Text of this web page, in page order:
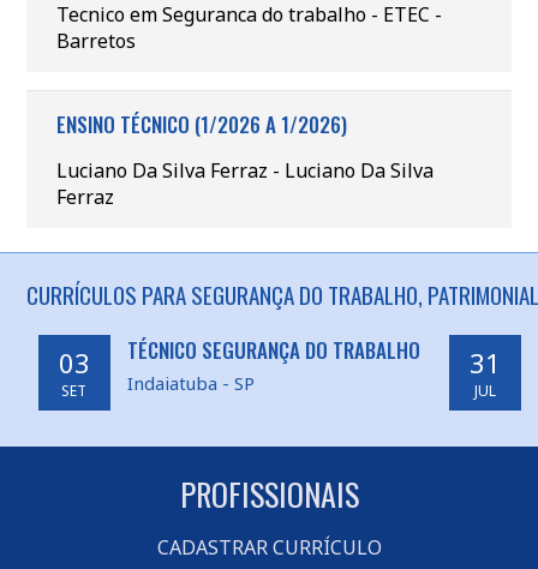
Tecnico em Seguranca do trabalho - ETEC -
Barretos
ENSINO TÉCNICO (1/2026 A 1/2026)
Luciano Da Silva Ferraz - Luciano Da Silva
Ferraz
CURRÍCULOS PARA SEGURANÇA DO TRABALHO,
03
SET
TÉCNICO SEGURANÇA DO TRABALHO
Indaiatuba - SP
31
JUL
PROFISSIONAIS
CADASTRAR CURRÍCULO